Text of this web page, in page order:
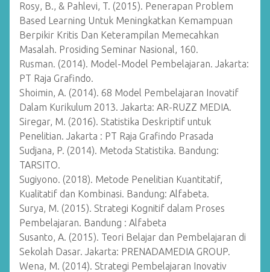
Rosy, B., & Pahlevi, T. (2015). Penerapan Problem
Based Learning Untuk Meningkatkan Kemampuan
Berpikir Kritis Dan Keterampilan Memecahkan
Masalah. Prosiding Seminar Nasional, 160.
Rusman. (2014). Model-Model Pembelajaran. Jakarta:
PT Raja Grafindo.
Shoimin, A. (2014). 68 Model Pembelajaran Inovatif
Dalam Kurikulum 2013. Jakarta: AR-RUZZ MEDIA.
Siregar, M. (2016). Statistika Deskriptif untuk
Penelitian. Jakarta : PT Raja Grafindo Prasada
Sudjana, P. (2014). Metoda Statistika. Bandung:
TARSITO.
Sugiyono. (2018). Metode Penelitian Kuantitatif,
Kualitatif dan Kombinasi. Bandung: Alfabeta.
Surya, M. (2015). Strategi Kognitif dalam Proses
Pembelajaran. Bandung : Alfabeta
Susanto, A. (2015). Teori Belajar dan Pembelajaran di
Sekolah Dasar. Jakarta: PRENADAMEDIA GROUP.
Wena, M. (2014). Strategi Pembelajaran Inovativ